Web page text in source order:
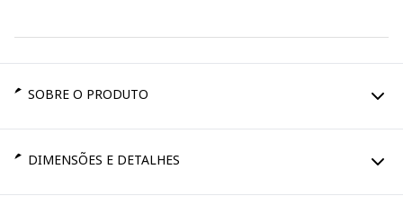
SOBRE O PRODUTO
DIMENSÕES E DETALHES